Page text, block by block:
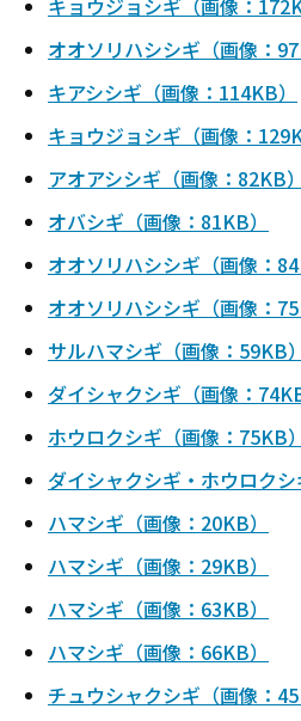
オオソリハシシギ（画像：
キアシシギ（画像：114KB）
キョウジョシギ（画像：
アオアシシギ（画像：82KB）
オバシギ（画像：81KB）
オオソリハシシギ（画像：
オオソリハシシギ（画像：
サルハマシギ（画像：59KB）
ダイシャクシギ（画像：74KB
ホウロクシギ（画像：75KB）
ダイシャクシギ・ホウロクシ
ハマシギ（画像：20KB）
ハマシギ（画像：29KB）
ハマシギ（画像：63KB）
ハマシギ（画像：66KB）
チュウシャクシギ（画像：